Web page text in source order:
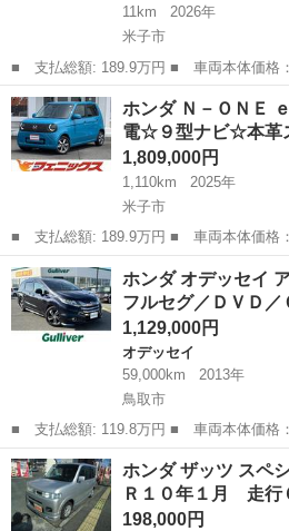
11km
2026年
米子市
■ 支払総額: 189.9万円 ■ 車両本体価格： 1,801,000 円 ■ メーカ
ー名： ホンダ ■ 車種名： Ｎ－ＢＯＸ
名： ブラックスタイル 届出済未使用
メラ 衝突被...
鳥取 米子市 N-BOX
ホンダ Ｎ－ＯＮ
電☆９型ナビ☆本革
1,809,000円
1,110km
2025年
米子市
■ 支払総額: 189.9万円 ■ 車両本体価格： 1,809,000 円 ■ メーカ
ー名： ホンダ ■ 車種名： Ｎ－ＯＮ
ｅ： Ｌ ☆急速充電☆９型ナビ☆本革
満充電２...
鳥取 米子市 ホンダ
ホンダ オデッセイ
フルセグ／ＤＶＤ
1,129,000円
オデッセイ
59,000km
2013年
鳥取市
■ 支払総額: 119.8万円 ■ 車両本体価格： 1,129,000 円 ■ メーカ
ー名： ホンダ ■ 車種名： オデッセ
ルート 純正ナビ／フルセグ／ＤＶＤ／
ビルトイ...
鳥取 鳥取市 オデッセイ
ホンダ ザッツ スペ
Ｒ１０年１月 走
198,000円